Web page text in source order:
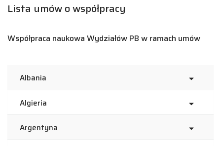
Lista umów o współpracy
Współpraca naukowa Wydziałów PB w ramach umów
Albania
Algieria
Argentyna